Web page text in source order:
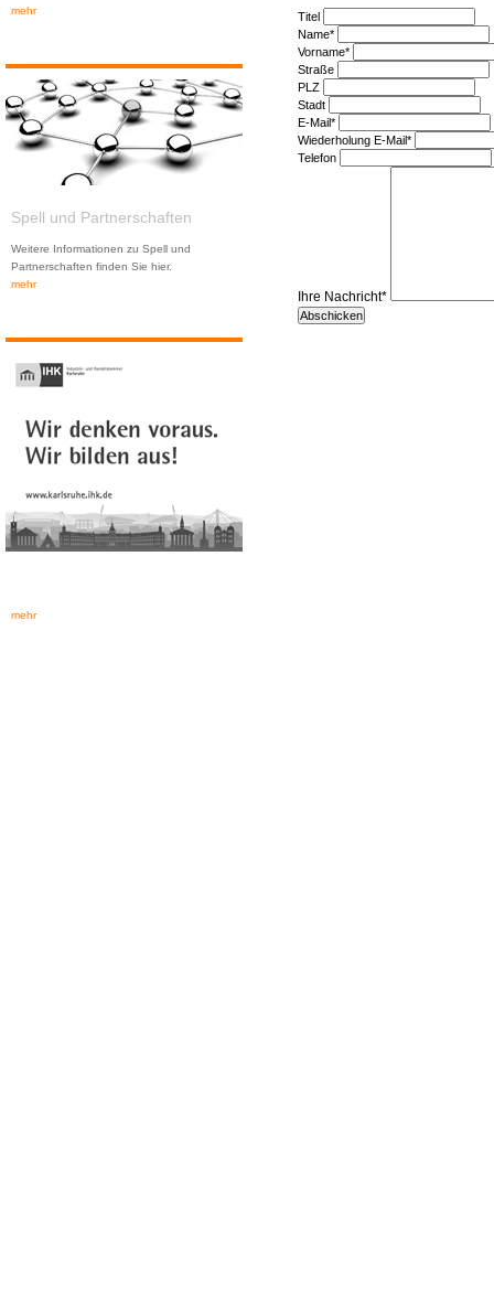
mehr
Spell und Partnerschaften
Weitere Informationen zu Spell und
Partnerschaften finden Sie hier.
mehr
mehr
Titel
Name*
Vorname*
Straße
PLZ
Stadt
E-Mail*
Wiederholung E-Mail*
Telefon
Ihre Nachricht*
Abschicken